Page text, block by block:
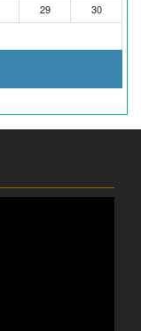
29
30